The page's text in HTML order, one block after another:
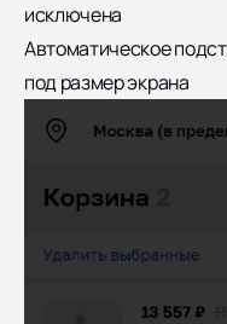
исключена
Автоматическое
под размер экрана